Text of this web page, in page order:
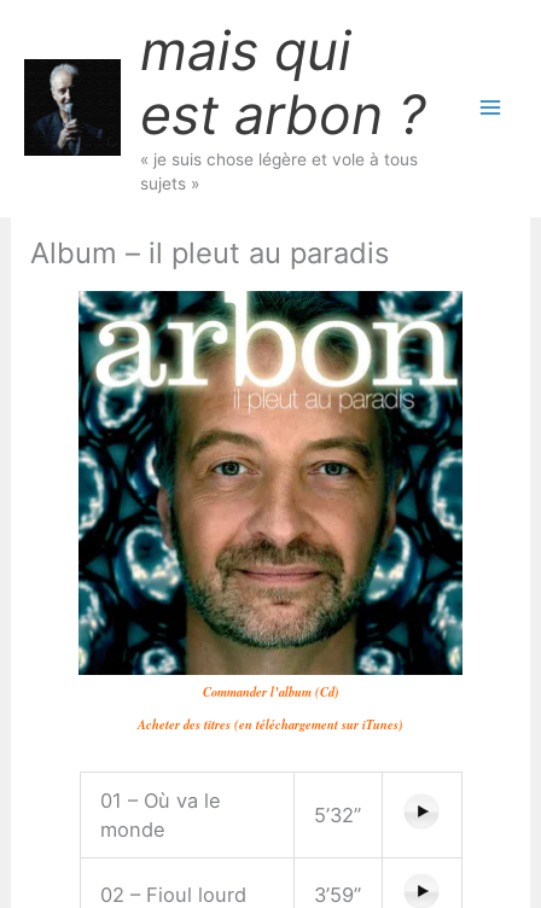
contenu
mais qui
est arbon ?
« je suis chose légère et vole à tous
sujets »
Album – il pleut au paradis
Commander l’album (Cd)
Acheter des titres (en téléchargement sur iTunes)
01 – Où va le
monde
5’32”
02 – Fioul lourd 3’59”